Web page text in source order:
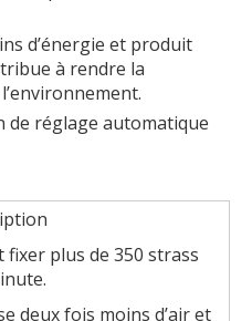
d’énergie et produit
à rendre la
de réglage automatique
fixer plus de 350 strass
deux fois moins d’air et